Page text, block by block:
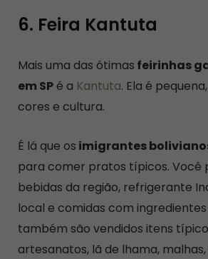
6. Feira Kantuta
Mais uma das ótimas feirinhas
em SPé a Kantuta. Ela é
cores e cultura.
É lá que os imigrantes
para comer pratos típicos. Você
bebidas da região, refrigerante
local e comidas com ingredientes
também são vendidos itens
artesanatos, lã de lhama,